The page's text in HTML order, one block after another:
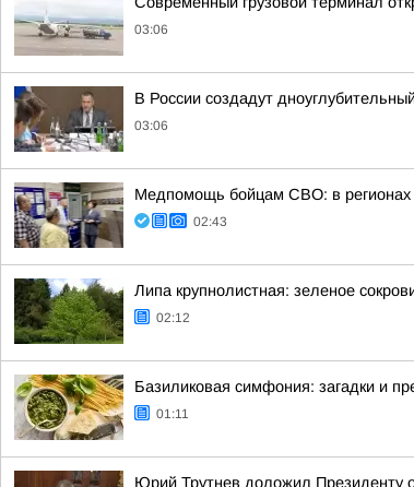
03:06
В России создадут
03:06
Медпомощь бойцам СВО: в регионах
02:43
Липа крупнолистная: зеленое
02:12
Базиликовая симфония: загадки и
01:11
Юрий Трутнев доложил Президенту